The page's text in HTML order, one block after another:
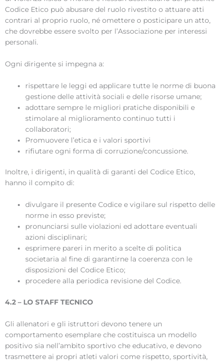
Codice Etico può abusare del ruolo rivestito o attuare atti
contrari al proprio ruolo, né omettere o posticipare un atto,
che dovrebbe essere svolto per l’Associazione per interessi
personali.
Ogni dirigente si impegna a:
rispettare le leggi ed applicare tutte le norme di buona
gestione delle attività sociali e delle risorse umane;
adottare sempre le migliori pratiche disponibili e
stimolare al miglioramento continuo tutti i
collaboratori;
Promuovere l’etica e i valori sportivi
rifiutare ogni forma di corruzione/concussione.
Inoltre, i dirigenti, in qualità di garanti del Codice Etico,
hanno il compito di:
divulgare il presente Codice e vigilare sul rispetto delle
norme in esso previste;
pronunciarsi sulle violazioni ed adottare eventuali
azioni disciplinari;
esprimere pareri in merito a scelte di politica
societaria al fine di garantirne la coerenza con le
disposizioni del Codice Etico;
procedere alla periodica revisione del Codice.
4.2 – LO STAFF TECNICO
Gli allenatori e gli istruttori devono tenere un
comportamento esemplare che costituisca un modello
positivo sia nell’ambito sportivo che educativo, e devono
trasmettere ai propri atleti valori come rispetto, sportività,